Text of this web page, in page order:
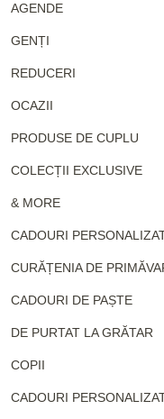
AGENDE
GENȚI
REDUCERI
OCAZII
PRODUSE DE CUPLU
COLECȚII EXCLUSIVE
& MORE
CADOURI
CURĂȚENIA DE
CADOURI DE PAȘTE
DE PURTAT LA GRĂTAR
COPII
CADOURI